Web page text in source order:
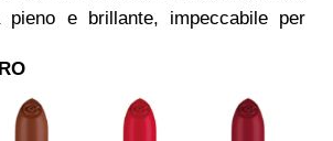
e brillante, impeccabile per